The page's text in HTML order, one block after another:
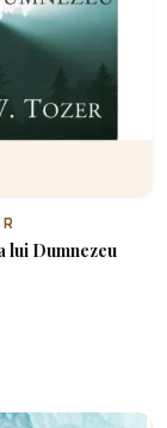
lui Dumnezeu